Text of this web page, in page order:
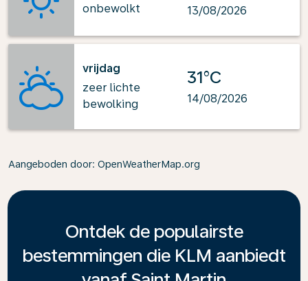
onbewolkt
13/08/2026
vrijdag
zeer lichte
bewolking
31°C
14/08/2026
Aangeboden door: OpenWeatherMap.org
Ontdek de populairste
bestemmingen die KLM aanbiedt